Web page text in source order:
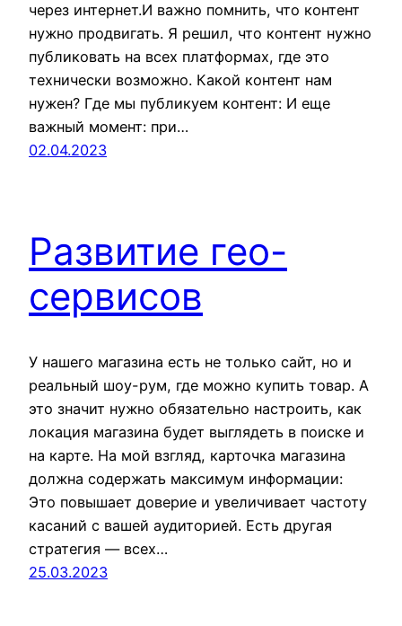
через интернет.И важно помнить, что контент
нужно продвигать. Я решил, что контент нужно
публиковать на всех платформах, где это
технически возможно. Какой контент нам
нужен? Где мы публикуем контент: И еще
важный момент: при…
02.04.2023
Развитие гео-
сервисов
У нашего магазина есть не только сайт, но и
реальный шоу-рум, где можно купить товар. А
это значит нужно обязательно настроить, как
локация магазина будет выглядеть в поиске и
на карте. На мой взгляд, карточка магазина
должна содержать максимум информации:
Это повышает доверие и увеличивает частоту
касаний с вашей аудиторией. Есть другая
стратегия — всех…
25.03.2023